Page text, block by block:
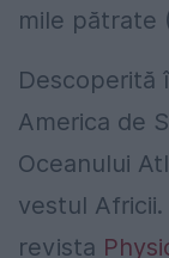
mile pătrate
Descoperită
America de
Oceanului
vestul
revista